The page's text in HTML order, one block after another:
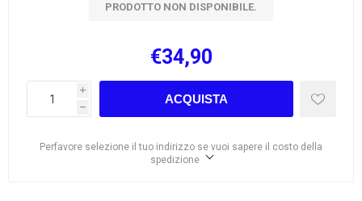
PRODOTTO NON DISPONIBILE.
€34,90
i
h
ACQUISTA
Perfavore selezione il tuo indirizzo se vuoi sapere il costo della
spedizione